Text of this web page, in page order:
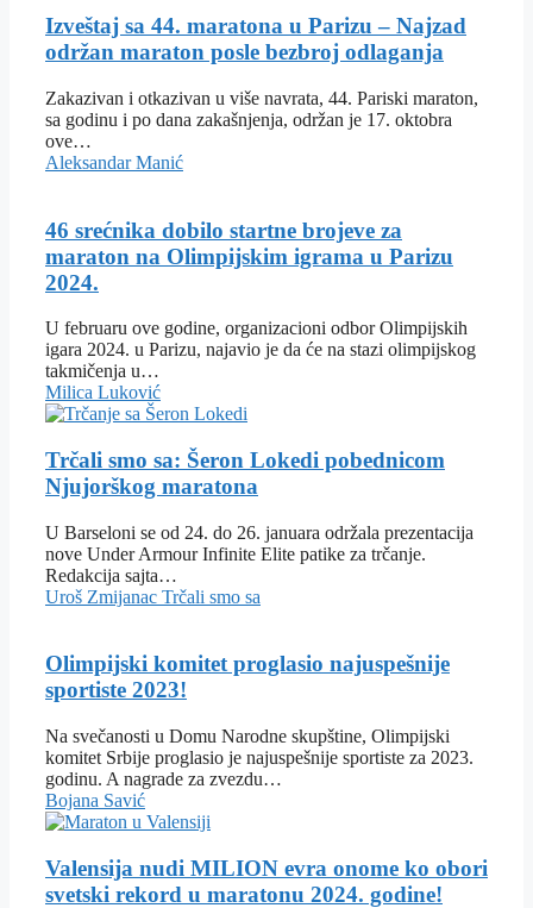
Izveštaj sa 44. maratona u Parizu – Najzad
održan maraton posle bezbroj odlaganja
Zakazivan i otkazivan u više navrata, 44. Pariski maraton,
sa godinu i po dana zakašnjenja, održan je 17. oktobra
ove…
Aleksandar Manić
46 srećnika dobilo startne brojeve za
maraton na Olimpijskim igrama u Parizu
2024.
U februaru ove godine, organizacioni odbor Olimpijskih
igara 2024. u Parizu, najavio je da će na stazi olimpijskog
takmičenja u…
Milica Luković
Trčali smo sa: Šeron Lokedi pobednicom
Njujorškog maratona
U Barseloni se od 24. do 26. januara održala prezentacija
nove Under Armour Infinite Elite patike za trčanje.
Redakcija sajta…
Uroš Zmijanac Trčali smo sa
Olimpijski komitet proglasio najuspešnije
sportiste 2023!
Na svečanosti u Domu Narodne skupštine, Olimpijski
komitet Srbije proglasio je najuspešnije sportiste za 2023.
godinu. A nagrade za zvezdu…
Bojana Savić
Valensija nudi MILION evra onome ko obori
svetski rekord u maratonu 2024. godine!